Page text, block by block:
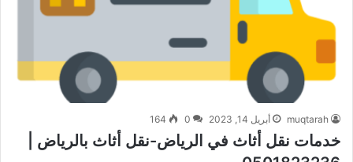
muqtarah أبريل 14, 2023 0
164
خدمات نقل أثاث في الرياض-نقل أثاث بالرياض |